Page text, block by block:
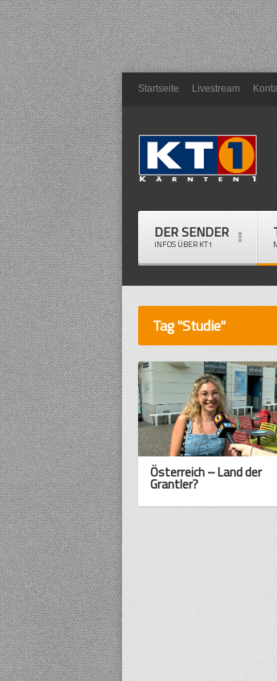
Startseite Livestream
DER SENDER
INFOS ÜBER KT1
Tag "Studie"
Österreich – Land der
Grantler?